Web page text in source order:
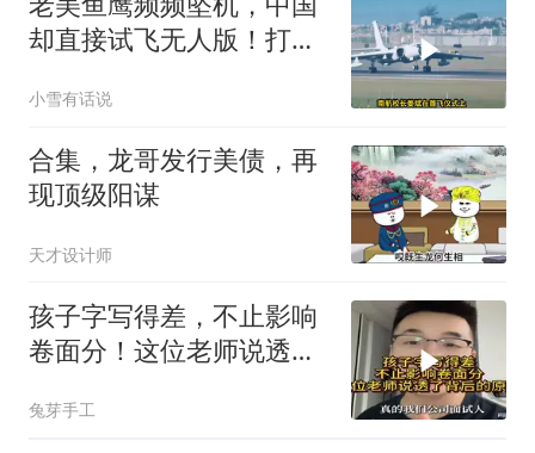
却直接试飞无人版！打着
小雪有话说
合集，龙哥发行美债，再
现顶级阳谋
天才设计师
孩子字写得差，不止影响
卷面分！这位老师说透了
兔芽手工